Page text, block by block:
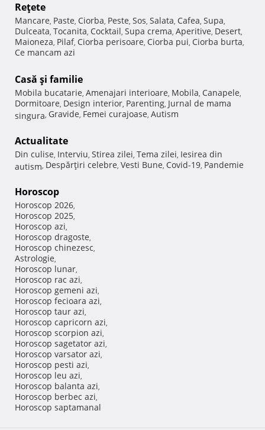
Reţete
Mancare, Paste, Ciorba, Peste, Sos, Salata, Cafea, Supa,
Dulceata, Tocanita, Cocktail, Supa crema, Aperitive, Desert,
Maioneza, Pilaf, Ciorba perisoare, Ciorba pui, Ciorba burta,
Ce mancam azi
Casă şi familie
Mobila bucatarie, Amenajari interioare, Mobila, Canapele,
Dormitoare, Design interior, Parenting, Jurnal de mama
singura, Gravide, Femei curajoase, Autism
Actualitate
Din culise, Interviu, Stirea zilei, Tema zilei, Iesirea din
autism, Despărţiri celebre, Vesti Bune, Covid-19, Pandemie
Horoscop
Horoscop 2026,
Horoscop 2025,
Horoscop azi,
Horoscop dragoste,
Horoscop chinezesc,
Astrologie,
Horoscop lunar,
Horoscop rac azi,
Horoscop gemeni azi,
Horoscop fecioara azi,
Horoscop taur azi,
Horoscop capricorn azi,
Horoscop scorpion azi,
Horoscop sagetator azi,
Horoscop varsator azi,
Horoscop pesti azi,
Horoscop leu azi,
Horoscop balanta azi,
Horoscop berbec azi,
Horoscop saptamanal